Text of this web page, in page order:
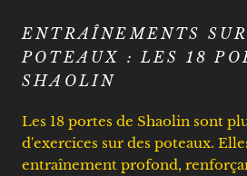
ENTRAÎNEMENTS
POTEAUX : LES 18
SHAOLIN
Les 18 portes de Shaolin sont
d'exercices sur des poteaux.
entraînement profond,